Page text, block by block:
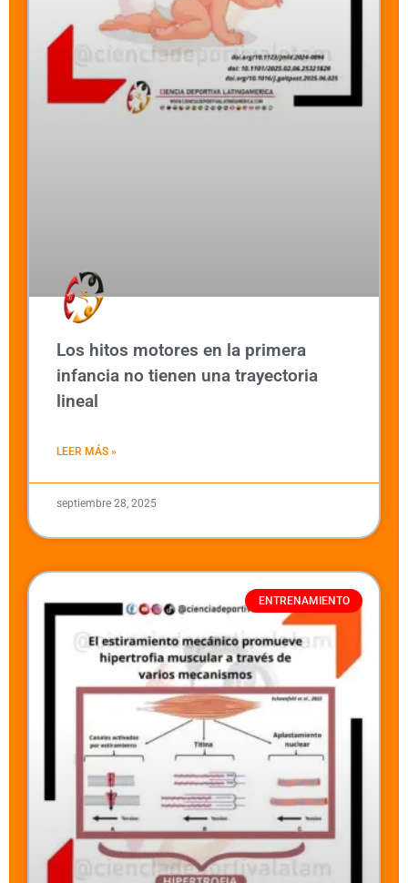
Los hitos motores en la primera
infancia no tienen una trayectoria
lineal
LEER MÁS »
septiembre 28, 2025
ENTRENAMIENTO